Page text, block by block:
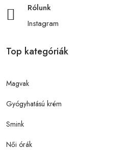
Rólunk
Instagram
Top kategóriák
Magvak
Gyógyhatású krém
Smink
Női órák